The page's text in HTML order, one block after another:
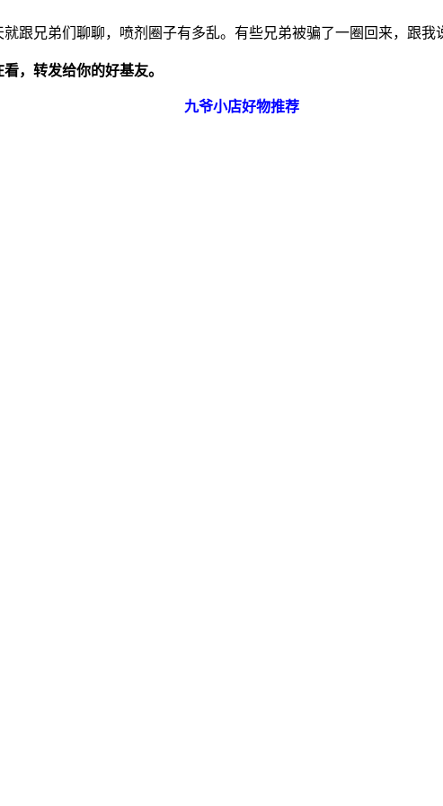
跟兄弟们聊聊，喷剂圈子有多乱。有些兄弟被骗了一圈回来，跟我
，转发给你的好基友。
九爷小店好物推荐